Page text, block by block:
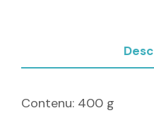
Contenu: 400 g